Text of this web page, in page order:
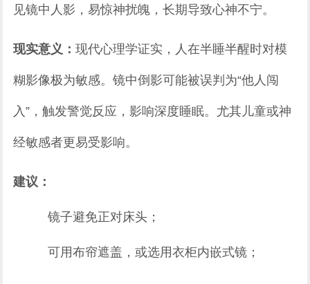
见镜中人影，易惊神扰魄，长期导致心神不宁。
现实意义：现代心理学证实，人在半睡半醒时对模
糊影像极为敏感。镜中倒影可能被误判为“他人闯
入”，触发警觉反应，影响深度睡眠。尤其儿童或神
经敏感者更易受影响。
建议：
镜子避免正对床头；
可用布帘遮盖，或选用衣柜内嵌式镜；